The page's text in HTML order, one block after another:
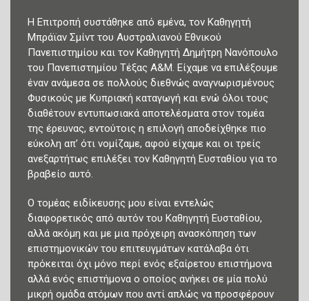
Η Επιτροπή συστάθηκε από εμένα, τον Καθηγητή
Μπράϊαν Σμίντ του Αυστραλιανού Εθνικού
Πανεπιστημίου και τον Καθηγητή Δημήτρη Νανόπουλο
του Πανεπιστημίου Τέξας A&M. Είχαμε να επιλέξουμε
έναν ανάμεσα σε πολλούς διεθνώς αναγνωρισμένους
Φυσικούς με Κυπριακή καταγωγή και ενώ όλοι τους
διαθέτουν εντυπωσιακά αποτελέσματα στον τομέα
της έρευνας, εντούτοις η επιλογή αποδείχθηκε πιο
εύκολη απ’ ότι νομίζαμε, αφού είχαμε και οι τρείς
ανεξαρτήτως επιλέξει τον Καθηγητή Ευσταθίου για το
βραβείο αυτό.
Ο τομέας ειδίκευσης μου είναι εντελώς
διαφορετικός από αυτόν του Καθηγητή Ευσταθίου,
αλλά ακόμη και με μια πρόχειρη ανασκόπηση των
επιστημονικών του επιτευγμάτων κατάλαβα ότι
πρόκειται όχι μόνο περί ενός εξαίρετου επιστήμονα
αλλά ενός επιστήμονα ο οποίος ανήκει σε μία πολύ
μικρή ομάδα ατόμων που αντί απλώς να προσφέρουν